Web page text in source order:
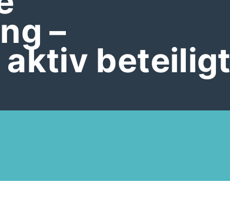
–
aktiv beteiligt